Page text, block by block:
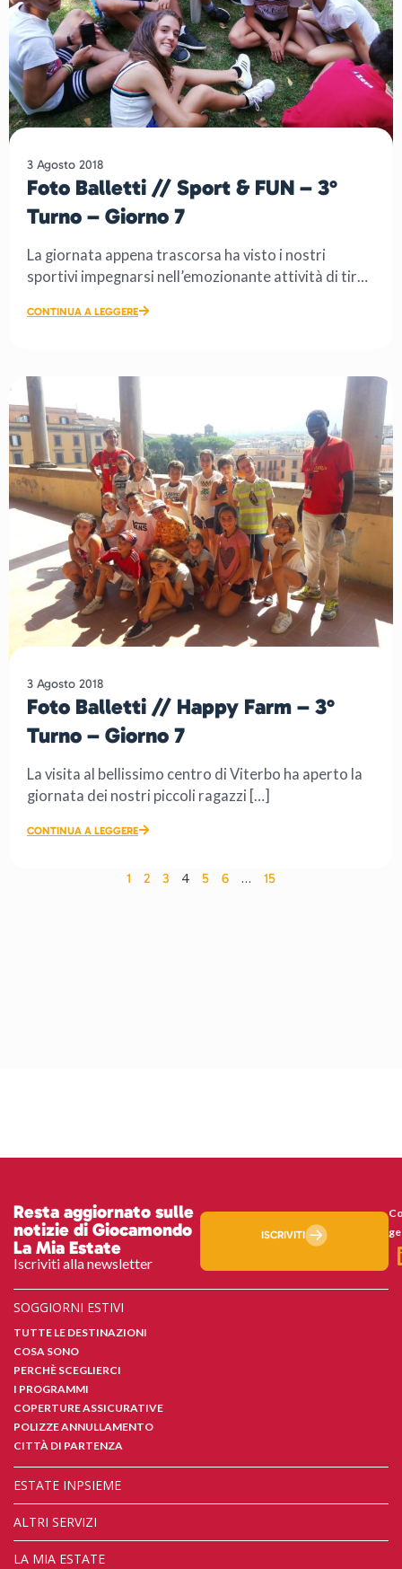
3 Agosto 2018
Foto Balletti // Sport & FUN – 3°
Turno – Giorno 7
La giornata appena trascorsa ha visto i nostri
sportivi impegnarsi nell’emozionante attività di tiro
CONTINUA A LEGGERE
3 Agosto 2018
Foto Balletti // Happy Farm – 3°
Turno – Giorno 7
La visita al bellissimo centro di Viterbo ha aperto la
giornata dei nostri piccoli ragazzi […]
CONTINUA A LEGGERE
1 2 3 4 5 6 … 15
Resta aggiornato sulle
notizie di Giocamondo
La Mia Estate
Iscriviti alla newsletter
ISCRIVITI
SOGGIORNI ESTIVI
TUTTE LE DESTINAZIONI
COSA SONO
PERCHÈ SCEGLIERCI
I PROGRAMMI
COPERTURE ASSICURATIVE
POLIZZE ANNULLAMENTO
CITTÀ DI PARTENZA
ESTATE INPSIEME
ALTRI SERVIZI
LA MIA ESTATE